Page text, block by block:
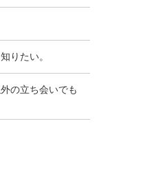
知りたい。
の立ち会いでも